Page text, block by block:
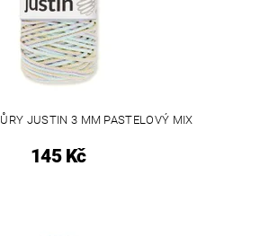
JUSTIN 3 MM PASTELOVÝ MIX
145 Kč